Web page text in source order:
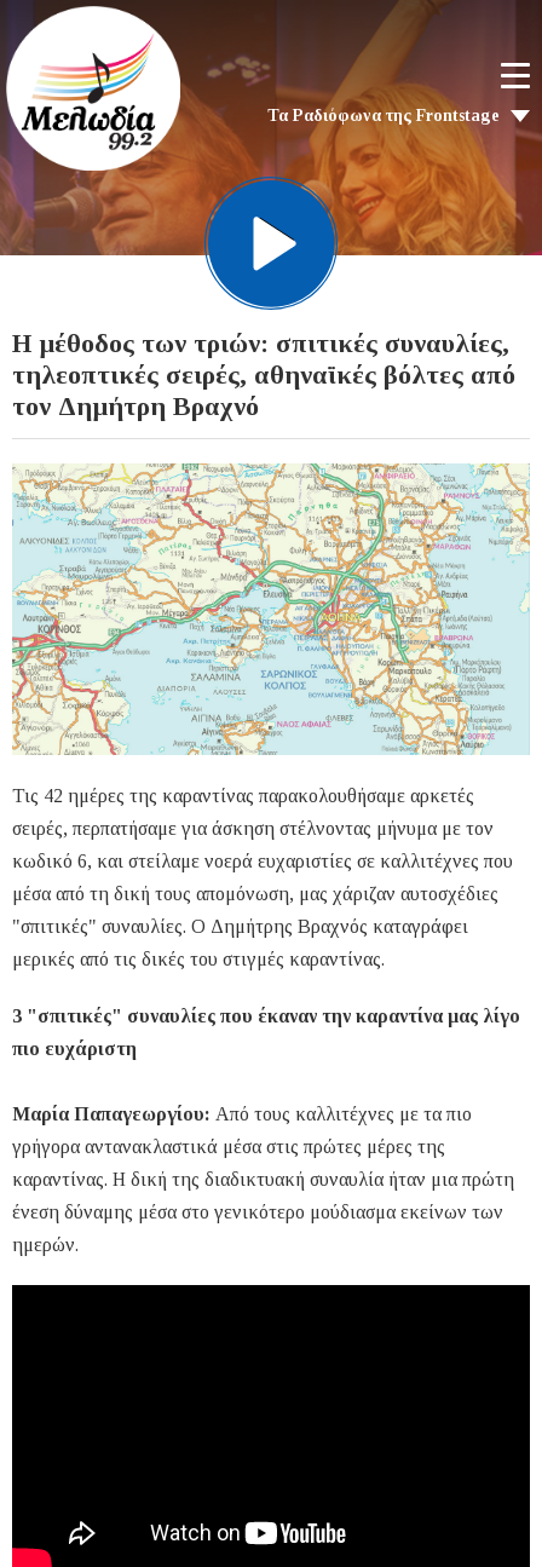
Τα Ραδιόφωνα της Frontstage
Η μέθοδος των τριών: σπιτικές συναυλίες,
τηλεοπτικές σειρές, αθηναϊκές βόλτες από
τον Δημήτρη Βραχνό
Τις 42 ημέρες της καραντίνας παρακολουθήσαμε αρκετές
σειρές, περπατήσαμε για άσκηση στέλνοντας μήνυμα με τον
κωδικό 6, και στείλαμε νοερά ευχαριστίες σε καλλιτέχνες που
μέσα από τη δική τους απομόνωση, μας χάριζαν αυτοσχέδιες
"σπιτικές" συναυλίες. Ο Δημήτρης Βραχνός καταγράφει
μερικές από τις δικές του στιγμές καραντίνας.
3 "σπιτικές" συναυλίες που έκαναν την καραντίνα μας λίγο
πιο ευχάριστη
Μαρία Παπαγεωργίου: Από τους καλλιτέχνες με τα πιο
γρήγορα αντανακλαστικά μέσα στις πρώτες μέρες της
καραντίνας. Η δική της διαδικτυακή συναυλία ήταν μια πρώτη
ένεση δύναμης μέσα στο γενικότερο μούδιασμα εκείνων των
ημερών.